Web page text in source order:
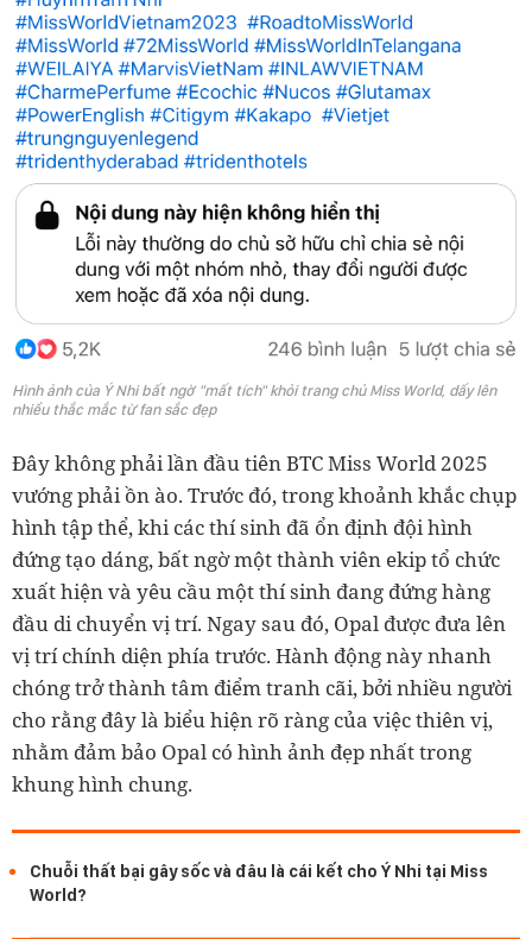
Hình ảnh của Ý Nhi bất ngờ "mất tích" khỏi trang chủ Miss World, dấy lên
nhiều thắc mắc từ fan sắc đẹp
Đây không phải lần đầu tiên BTC Miss World 2025
vướng phải ồn ào. Trước đó, trong khoảnh khắc chụp
hình tập thể, khi các thí sinh đã ổn định đội hình
đứng tạo dáng, bất ngờ một thành viên ekip tổ chức
xuất hiện và yêu cầu một thí sinh đang đứng hàng
đầu di chuyển vị trí. Ngay sau đó, Opal được đưa lên
vị trí chính diện phía trước. Hành động này nhanh
chóng trở thành tâm điểm tranh cãi, bởi nhiều người
cho rằng đây là biểu hiện rõ ràng của việc thiên vị,
nhằm đảm bảo Opal có hình ảnh đẹp nhất trong
khung hình chung.
Chuỗi thất bại gây sốc và đâu là cái kết cho Ý Nhi tại Miss
World?